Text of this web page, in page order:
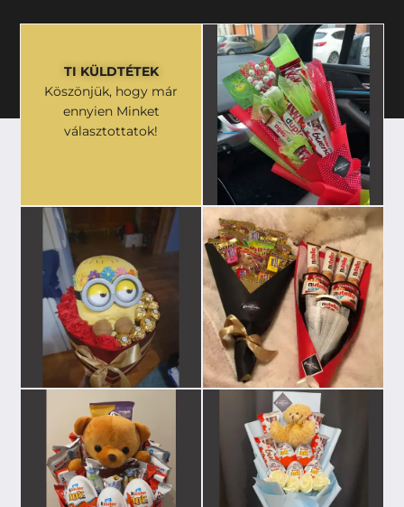
TI KÜLDTÉTEK
Köszönjük, hogy már
ennyien Minket
választottatok!